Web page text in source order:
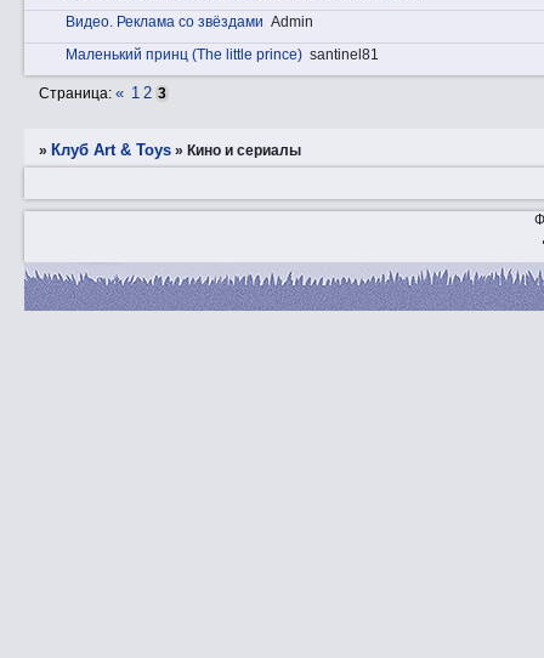
Видeо. Реклама со звёздами Admin
Маленький принц (The little prince) santinel81
Страница:« 1 2 3
» Клуб Art & Toys »Кино и сериалы